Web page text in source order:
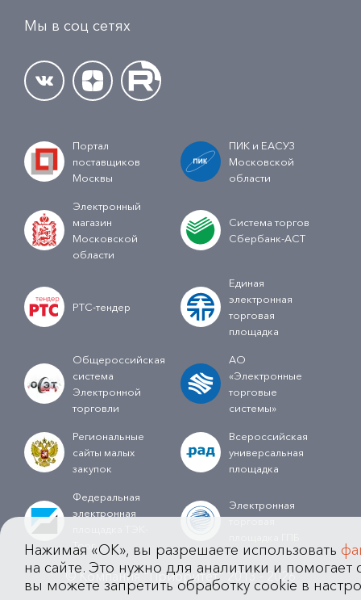
Мы в соц сетях
Портал
поставщиков
Москвы
ПИК и ЕАСУЗ
Московской
области
Электронный
магазин
Московской
области
Система торгов
Сбербанк-АСТ
РТС-тендер
Единая
электронная
торговая
площадка
Общероссийская
система
Электронной
торговли
АО
«Электронные
торговые
системы»
Региональные
сайты малых
закупок
Всероссийская
универсальная
площадка
Федеральная
электронная
Торг
Электронная
торговая
© Компания "Приоритет" 2013 - 2026
Нажимая «OK», вы разрешаете использовать
на сайте. Это нужно для аналитики и помогает
вы можете запретить обработку cookie в